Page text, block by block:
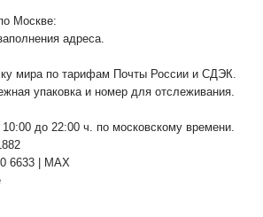
Москве:
адреса.
мира по тарифам Почты России и СДЭК.
упаковка и номер для отслеживания.
до 22:00 ч. по московскому времени.
6633 | MAX